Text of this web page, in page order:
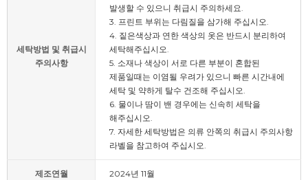
세탁방법 및 취급시
주의사항
발생할 수 있으니 취급시 주의하세요.
3. 프린트 부위는 다림질을 삼가해 주십시오.
4. 짙은색상과 연한 색상의 옷은 반드시 분리하여
세탁해주십시오.
5. 소재나 색상이 서로 다른 부분이 혼합된
제품일때는 이염될 우려가 있으니 빠른 시간내에
세탁 및 약하게 탈수 건조해 주십시오.
6. 물이나 땀이 밴 경우에는 신속히 세탁을
해주십시오.
7. 자세한 세탁방법은 의류 안쪽의 취급시 주의사항
라벨을 참고하여 주십시오.
제조연월 2024년 11월